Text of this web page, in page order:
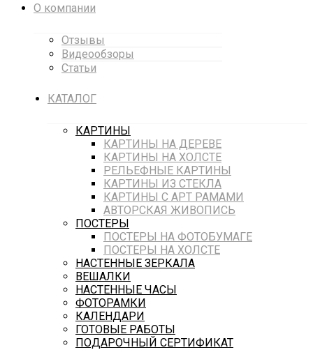
О компании
Отзывы
Видеообзоры
Статьи
КАТАЛОГ
КАРТИНЫ
КАРТИНЫ НА ДЕРЕВЕ
КАРТИНЫ НА ХОЛСТЕ
РЕЛЬЕФНЫЕ КАРТИНЫ
КАРТИНЫ ИЗ СТЕКЛА
КАРТИНЫ С АРТ РАМАМИ
АВТОРСКАЯ ЖИВОПИСЬ
ПОСТЕРЫ
ПОСТЕРЫ НА ФОТОБУМАГЕ
ПОСТЕРЫ НА ХОЛСТЕ
НАСТЕННЫЕ ЗЕРКАЛА
ВЕШАЛКИ
НАСТЕННЫЕ ЧАСЫ
ФОТОРАМКИ
КАЛЕНДАРИ
ГОТОВЫЕ РАБОТЫ
ПОДАРОЧНЫЙ СЕРТИФИКАТ